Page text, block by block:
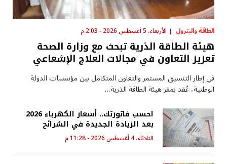
الطاقة والبترول الأربعاء، 5 أغسطس 2026 - 2:03 م
هيئة الطاقة الذرية تبحث مع وزارة الصحة
تعزيز التعاون في مجالات العلاج الإشعاعي
في إطار التنسيق المستمر والتعاون المتكامل بين مؤسسات الدولة
الوطنية، عُقد بمقر هيئة الطاقة الذرية…
احسب فاتورتك.. أسعار الكهرباء 2026
بعد الزيادة الجديدة في الشرائح
الثلاثاء، 4 أغسطس 2026 - 11:28 م